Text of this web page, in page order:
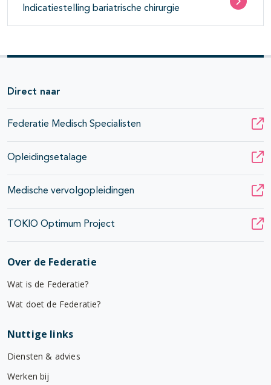
Indicatiestelling bariatrische chirurgie
Direct naar
Federatie Medisch Specialisten
Opleidingsetalage
Medische vervolgopleidingen
TOKIO Optimum Project
Over de Federatie
Wat is de Federatie?
Wat doet de Federatie?
Nuttige links
Diensten & advies
Werken bij